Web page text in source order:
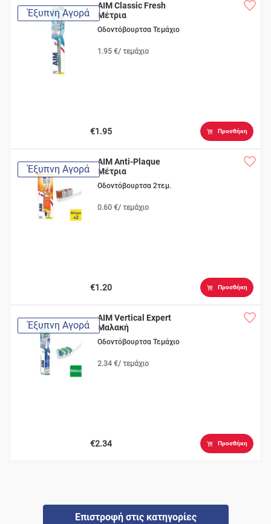
Έξυπνη Αγορά
AIM Classic Fresh
Μέτρια
Οδοντόβουρτσα Τεμάχιο
1.95 €/ τεμάχιο
€1.95 Προσθήκη
Έξυπνη Αγορά
AIM Anti-Plaque
Μέτρια
Οδοντόβουρτσα 2τεμ.
0.60 €/ τεμάχιο
€1.20 Προσθήκη
Έξυπνη Αγορά
AIM Vertical Expert
Μαλακή
Οδοντόβουρτσα Τεμάχιο
2.34 €/ τεμάχιο
€2.34 Προσθήκη
Επιστροφή στις κατηγορίες